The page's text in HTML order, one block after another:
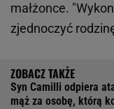
małżonce.
zjednoczyć
Syn Camilli odpiera
mąż za osobę, którą